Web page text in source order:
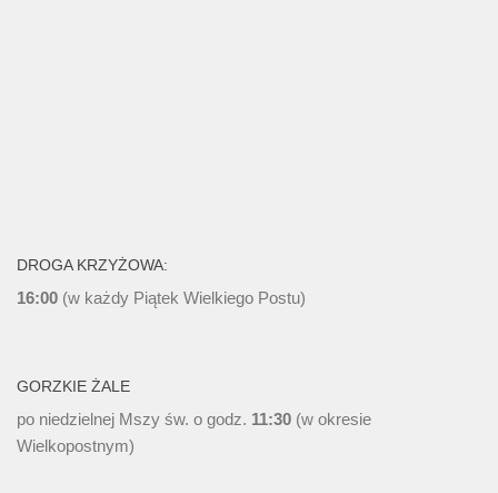
DROGA KRZYŻOWA:
16:00 (w każdy Piątek Wielkiego Postu)
GORZKIE ŻALE
po niedzielnej Mszy św. o godz. 11:30 (w okresie
Wielkopostnym)